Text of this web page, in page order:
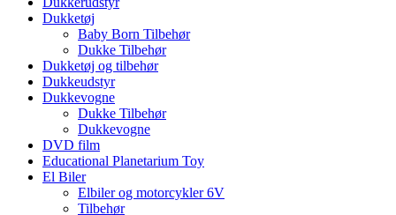
Dukketøj
Baby Born Tilbehør
Dukke Tilbehør
Dukketøj og tilbehør
Dukkeudstyr
Dukkevogne
Dukke Tilbehør
Dukkevogne
DVD film
Educational Planetarium Toy
El Biler
Elbiler og motorcykler 6V
Tilbehør